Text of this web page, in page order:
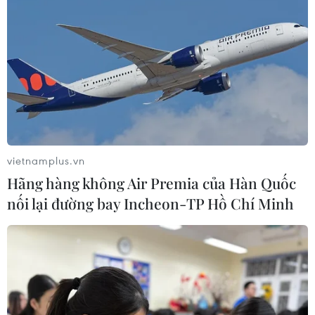
Chủ tịch Quốc hội kiêm Chủ tịch Hạ
viện Vương quốc Thái Lan bắt đầu
thăm Việt Nam
05/08/2026 03:42
CƠ QUAN CHỦ QUẢN: THÔNG TẤN XÃ VIỆT NAM
Tổng Biên tập: TRẦN TIẾN DUẨN
vietnamplus.vn
Hãng hàng không Air Premia của Hàn Quốc
nối lại đường bay Incheon-TP Hồ Chí Minh